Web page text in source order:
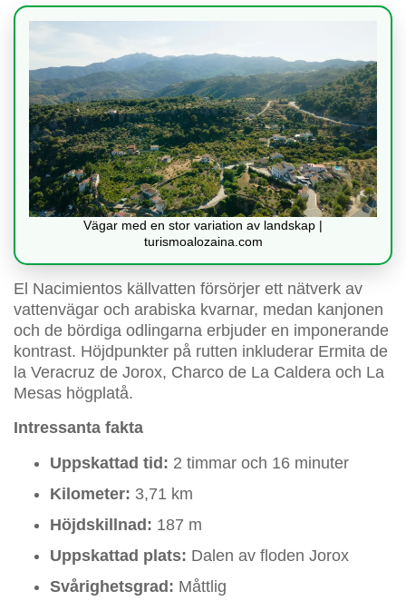
Vägar med en stor variation av landskap |
turismoalozaina.com
El Nacimientos källvatten försörjer ett nätverk av
vattenvägar och arabiska kvarnar, medan kanjonen
och de bördiga odlingarna erbjuder en imponerande
kontrast. Höjdpunkter på rutten inkluderar Ermita de
la Veracruz de Jorox, Charco de La Caldera och La
Mesas högplatå.
Intressanta fakta
Uppskattad tid: 2 timmar och 16 minuter
Kilometer: 3,71 km
Höjdskillnad: 187 m
Uppskattad plats: Dalen av floden Jorox
Svårighetsgrad: Måttlig